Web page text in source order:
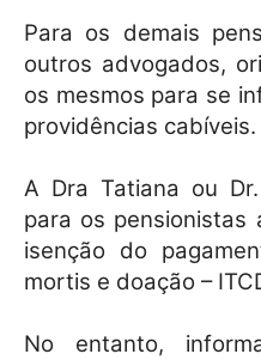
Para os demais
outros advogados,
os mesmos para se
providências cabíveis.
A Dra Tatiana ou
para os pensionistas
isenção do
mortis e doação –
No entanto,